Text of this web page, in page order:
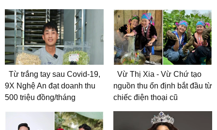
Từ trắng tay sau Covid-19,
9X Nghệ An đạt doanh thu
500 triệu đồng/tháng
Vừ Thị Xia - Vừ Chứ tạo
nguồn thu ổn định bắt đầu từ
chiếc điện thoại cũ